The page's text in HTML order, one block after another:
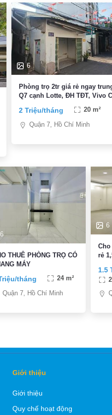
6
Phòng trọ 2tr giá rẻ ngay
Q7 cạnh Lotte, ĐH TĐT, Vivo
2 Triệu/tháng 20 m²
Quận 7, Hồ Chí Minh
6
THUÊ PHÒNG TRỌ CÓ
MÁY
tháng 24 m²
Quận 7, Hồ Chí Minh
6
rẻ
1.5
Giới thiệu
Giới thiệu
Quy chế hoạt động